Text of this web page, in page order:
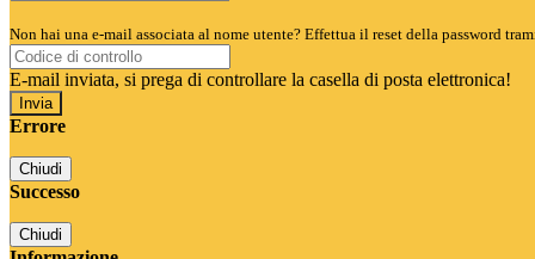
Non hai una e-mail associata al nome utente? Effettua il reset della password
E-mail inviata, si prega di controllare la casella di posta elettronica!
Errore
Chiudi
Successo
Chiudi